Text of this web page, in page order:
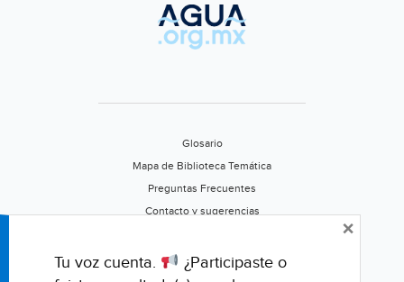
Glosario
Mapa de Biblioteca Temática
Preguntas Frecuentes
Contacto y sugerencias
Califica este portal
Tu voz cuenta.
¿Participaste o
×